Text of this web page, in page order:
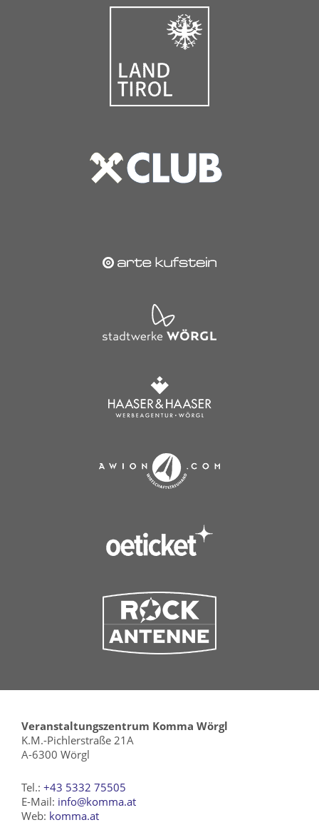
Veranstaltungszentrum Komma Wörgl
K.M.-Pichlerstraße 21A
A-6300 Wörgl
Tel.: +43 5332 75505
E-Mail: info@komma.at
Web: komma.at